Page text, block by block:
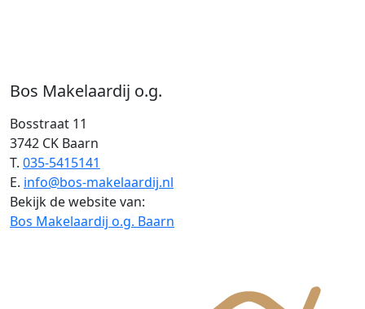
Bos Makelaardij o.g.
Bosstraat 11
3742 CK Baarn
T. 035-5415141
E. info@bos-makelaardij.nl
Bekijk de website van:
Bos Makelaardij o.g. Baarn